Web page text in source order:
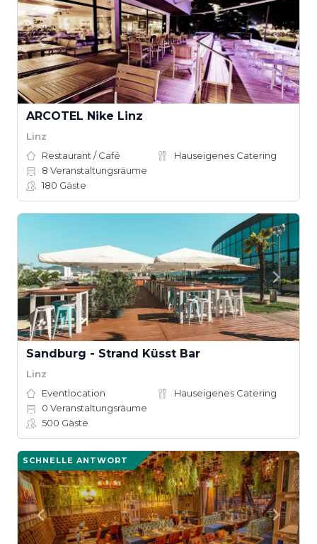
ARCOTEL Nike Linz
Linz
Restaurant / Café
Hauseigenes Catering
8 Veranstaltungsräume
180 Gäste
Sandburg - Strand Küsst Bar
Linz
Eventlocation
Hauseigenes Catering
0 Veranstaltungsräume
500 Gäste
SCHNELLE ANTWORT